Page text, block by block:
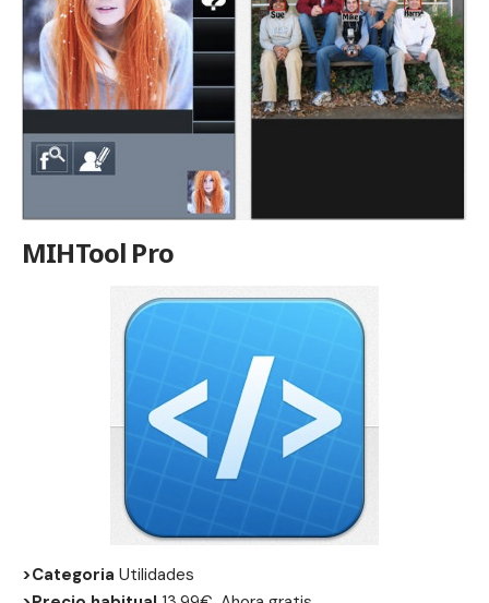
MIHTool Pro
>Categoria Utilidades